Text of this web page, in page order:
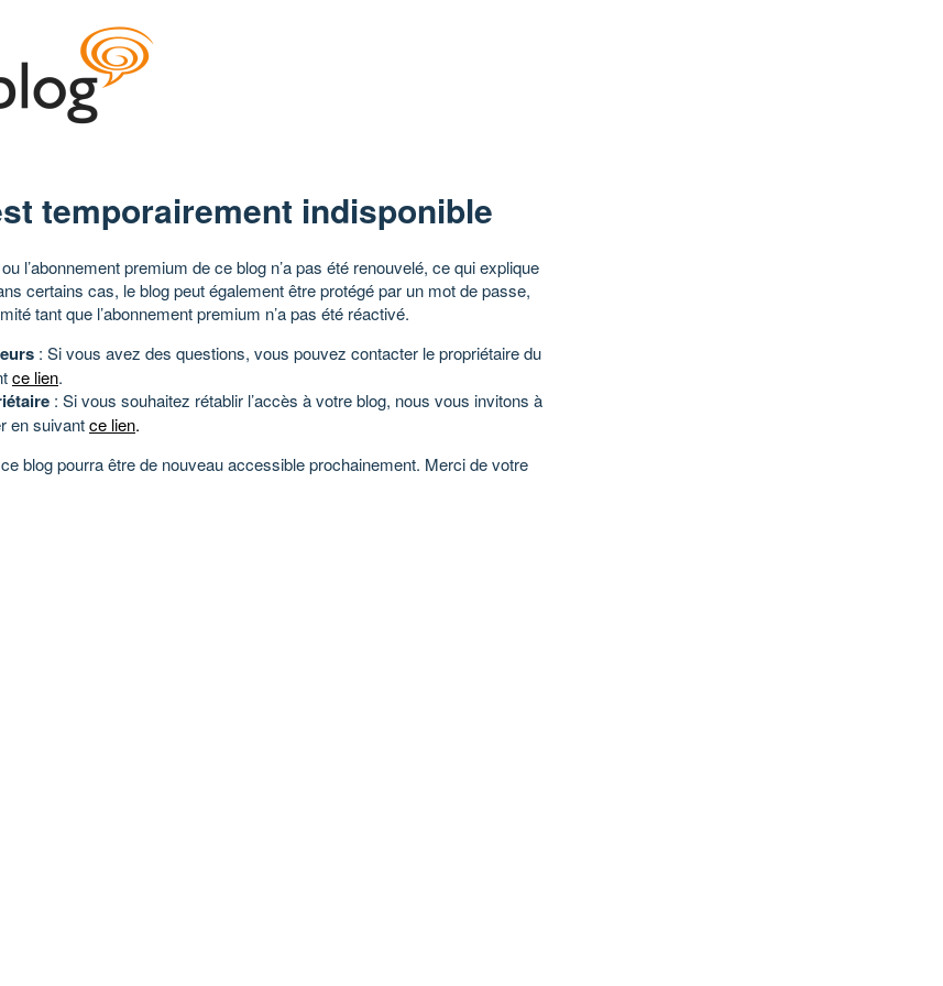
temporairement indisponible
l’abonnement premium de ce blog n’a pas été renouvelé, ce qui explique
certains cas, le blog peut également être protégé par un mot de passe,
tant que l’abonnement premium n’a pas été réactivé.
: Si vous avez des questions, vous pouvez contacter le propriétaire du
ce lien.
: Si vous souhaitez rétablir l’accès à votre blog, nous vous invitons à
en suivantce lien.
blog pourra être de nouveau accessible prochainement. Merci de votre